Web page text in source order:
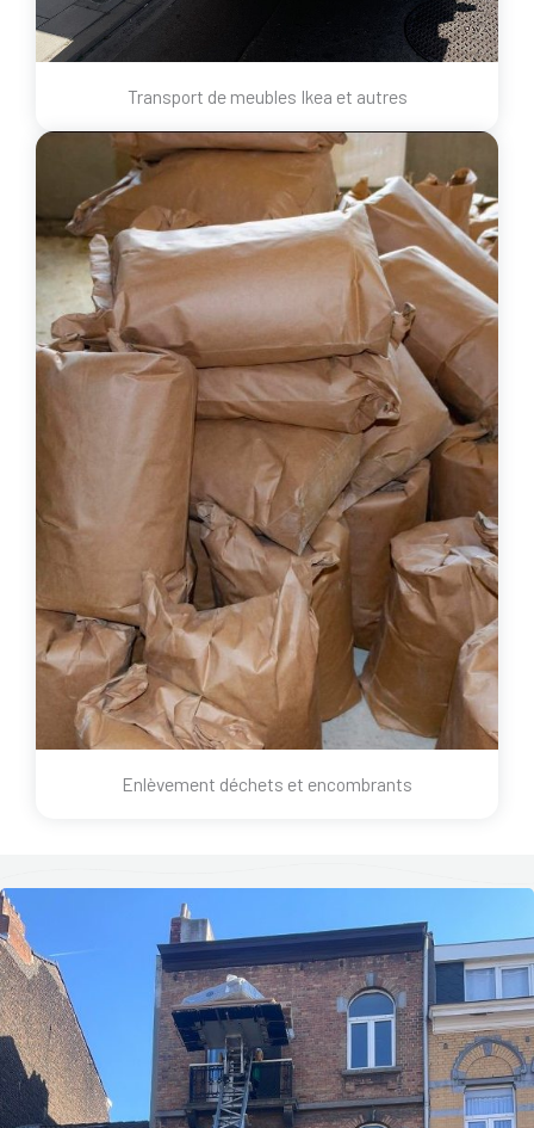
Transport de meubles Ikea et autres
Enlèvement déchets et encombrants